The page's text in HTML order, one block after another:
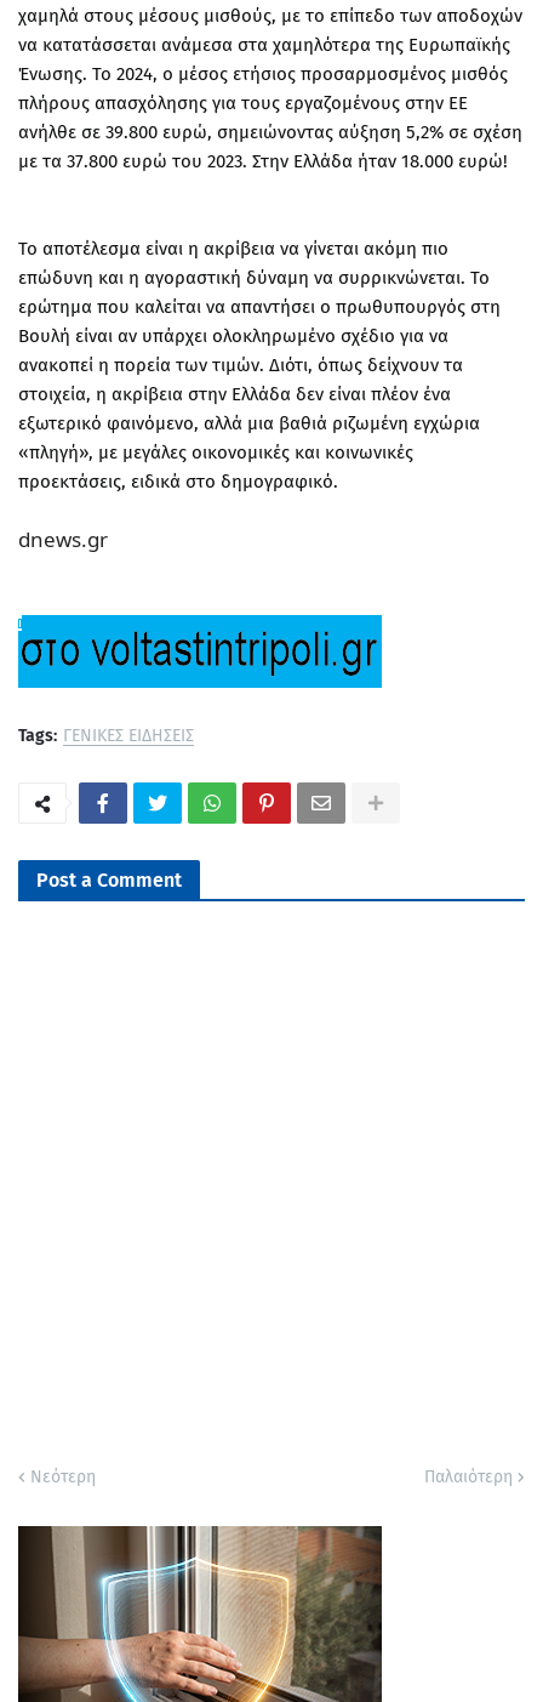
χαμηλά στους μέσους μισθούς, με το επίπεδο των αποδοχών
να κατατάσσεται ανάμεσα στα χαμηλότερα της Ευρωπαϊκής
Ένωσης. Το 2024, ο μέσος ετήσιος προσαρμοσμένος μισθός
πλήρους απασχόλησης για τους εργαζομένους στην ΕΕ
ανήλθε σε 39.800 ευρώ, σημειώνοντας αύξηση 5,2% σε σχέση
με τα 37.800 ευρώ του 2023. Στην Ελλάδα ήταν 18.000 ευρώ!
Το αποτέλεσμα είναι η ακρίβεια να γίνεται ακόμη πιο
επώδυνη και η αγοραστική δύναμη να συρρικνώνεται. Το
ερώτημα που καλείται να απαντήσει ο πρωθυπουργός στη
Βουλή είναι αν υπάρχει ολοκληρωμένο σχέδιο για να
ανακοπεί η πορεία των τιμών. Διότι, όπως δείχνουν τα
στοιχεία, η ακρίβεια στην Ελλάδα δεν είναι πλέον ένα
εξωτερικό φαινόμενο, αλλά μια βαθιά ριζωμένη εγχώρια
«πληγή», με μεγάλες οικονομικές και κοινωνικές
προεκτάσεις, ειδικά στο δημογραφικό.
dnews.gr
Tags: ΓΕΝΙΚΕΣ ΕΙΔΗΣΕΙΣ
Post a Comment
Νεότερη Παλαιότερη